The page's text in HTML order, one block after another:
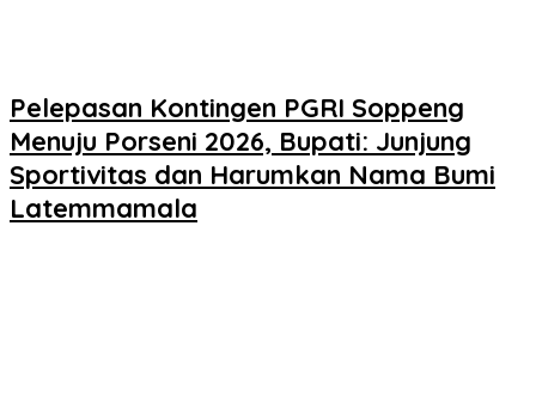
Pelepasan Kontingen PGRI Soppeng
Menuju Porseni 2026, Bupati: Junjung
Sportivitas dan Harumkan Nama Bumi
Latemmamala